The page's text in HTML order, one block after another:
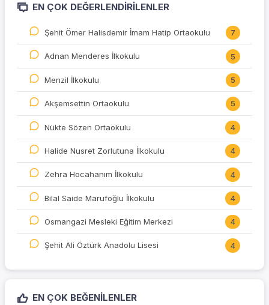
EN ÇOK DEĞERLENDIRILENLER
Şehit Ömer Halisdemir İmam Hatip Ortaokulu 7
Adnan Menderes İlkokulu 5
Menzil İlkokulu 5
Akşemsettin Ortaokulu 5
Nükte Sözen Ortaokulu 4
Halide Nusret Zorlutuna İlkokulu 4
Zehra Hocahanım İlkokulu 4
Bilal Saide Marufoğlu İlkokulu 4
Osmangazi Mesleki Eğitim Merkezi 4
Şehit Ali Öztürk Anadolu Lisesi 4
EN ÇOK BEĞENILENLER